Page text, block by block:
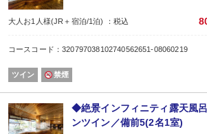
・鳥取二十世紀梨記念館(車で20分)：鳥取の代名詞
・白壁土蔵のまち(車で20分)：城下町の風情漂う、
JR山陰本線「倉吉駅」から、無料送迎あり(約10
【時間】14:10〜17:00
大人お1人様(JR＋宿泊/1泊) ：税込
コースコード：320797038102740562651-08060219
ツイン 禁煙
◆絶景インフィニティ露天風
ンツイン／備前5(2名1室)